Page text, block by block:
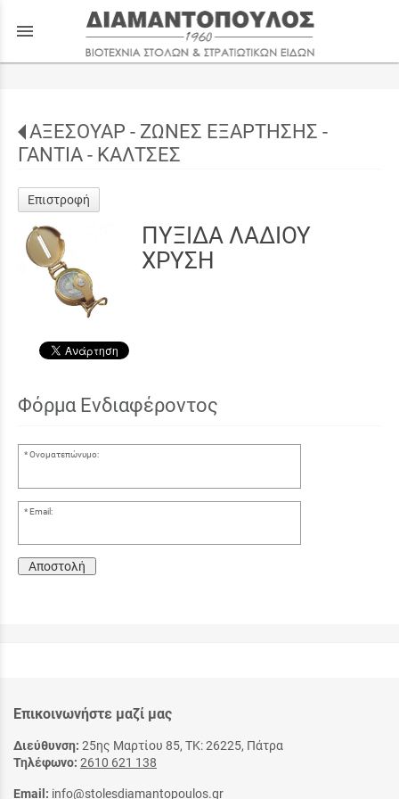
menu
ΑΞΕΣΟΥΑΡ - ΖΩΝΕΣ ΕΞΑΡΤΗΣΗΣ -
ΓΑΝΤΙΑ - ΚΑΛΤΣΕΣ
Επιστροφή
ΠΥΞΙΔΑ ΛΑΔΙΟΥ
ΧΡΥΣΗ
Φόρμα Ενδιαφέροντος
Ονοματεπώνυμο:
Email:
Αποστολή
Επικοινωνήστε μαζί μας
Διεύθυνση: 25ης Μαρτίου 85, ΤΚ: 26225, Πάτρα
Τηλέφωνο: 2610 621 138
Email: info@stolesdiamantopoulos.gr